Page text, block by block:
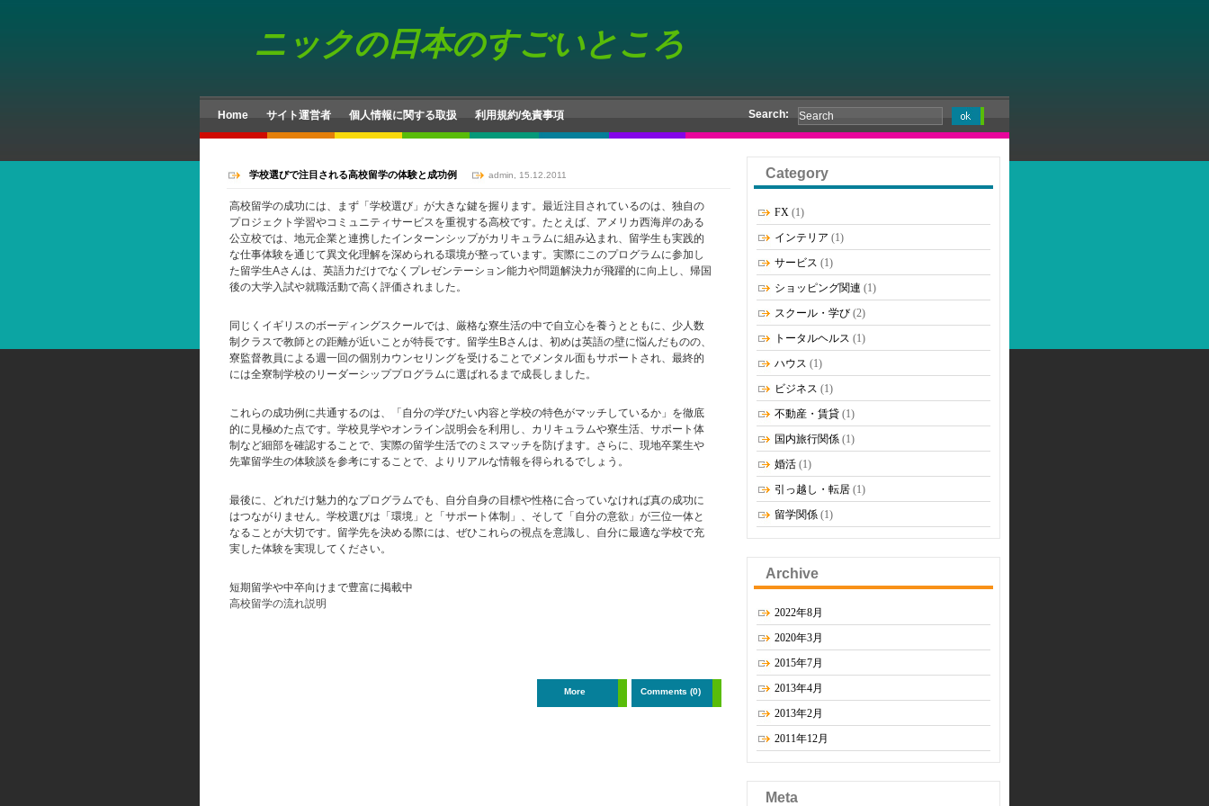
ニックの日本のすごいところ
Home サイト運営者 個人情報に関する取扱 利用規約/免責事項 Search:
学校選びで注目される高校留学の体験と成功例 admin, 15.12.2011
高校留学の成功には、まず「学校選び」が大きな鍵を握ります。最近注目されているのは、独自の
プロジェクト学習やコミュニティサービスを重視する高校です。たとえば、アメリカ西海岸のある
公立校では、地元企業と連携したインターンシップがカリキュラムに組み込まれ、留学生も実践的
な仕事体験を通じて異文化理解を深められる環境が整っています。実際にこのプログラムに参加し
た留学生Aさんは、英語力だけでなくプレゼンテーション能力や問題解決力が飛躍的に向上し、帰国
後の大学入試や就職活動で高く評価されました。
同じくイギリスのボーディングスクールでは、厳格な寮生活の中で自立心を養うとともに、少人数
制クラスで教師との距離が近いことが特長です。留学生Bさんは、初めは英語の壁に悩んだものの、
寮監督教員による週一回の個別カウンセリングを受けることでメンタル面もサポートされ、最終的
には全寮制学校のリーダーシッププログラムに選ばれるまで成長しました。
これらの成功例に共通するのは、「自分の学びたい内容と学校の特色がマッチしているか」を徹底
的に見極めた点です。学校見学やオンライン説明会を利用し、カリキュラムや寮生活、サポート体
制など細部を確認することで、実際の留学生活でのミスマッチを防げます。さらに、現地卒業生や
先輩留学生の体験談を参考にすることで、よりリアルな情報を得られるでしょう。
最後に、どれだけ魅力的なプログラムでも、自分自身の目標や性格に合っていなければ真の成功に
はつながりません。学校選びは「環境」と「サポート体制」、そして「自分の意欲」が三位一体と
なることが大切です。留学先を決める際には、ぜひこれらの視点を意識し、自分に最適な学校で充
実した体験を実現してください。
短期留学や中卒向けまで豊富に掲載中
高校留学の流れ説明
Comments (0)
More
Category
FX (1)
インテリア (1)
サービス (1)
ショッピング関連 (1)
スクール・学び (2)
トータルヘルス (1)
ハウス (1)
ビジネス (1)
不動産・賃貸 (1)
国内旅行関係 (1)
婚活 (1)
引っ越し・転居 (1)
留学関係 (1)
Archive
2022年8月
2020年3月
2015年7月
2013年4月
2013年2月
2011年12月
Meta